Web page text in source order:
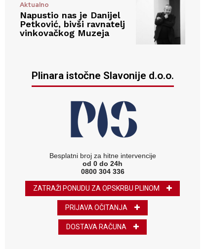
Aktualno
Napustio nas je Danijel
Petković, bivši ravnatelj
vinkovačkog Muzeja
Plinara istočne Slavonije d.o.o.
Besplatni broj za hitne intervencije
od 0 do 24h
0800 304 336
ZATRAŽI PONUDU ZA OPSKRBU PLINOM
PRIJAVA OČITANJA
DOSTAVA RAČUNA